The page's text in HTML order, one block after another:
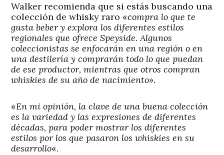
Walker recomienda que si estás buscando una
colección de whisky raro «compra lo que te
gusta beber y explora los diferentes estilos
regionales que ofrece Speyside. Algunos
coleccionistas se enfocarán en una región o en
una destilería y comprarán todo lo que puedan
de ese productor, mientras que otros compran
whiskies de su año de nacimiento».
«En mi opinión, la clave de una buena colección
es la variedad y las expresiones de diferentes
décadas, para poder mostrar los diferentes
estilos por los que pasaron los whiskies en su
desarrollo«.